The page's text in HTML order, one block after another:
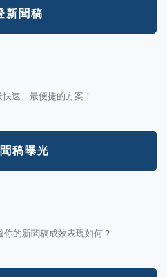
新聞稿
速、最便捷的方案！
稿曝光
的新聞稿成效表現如何？